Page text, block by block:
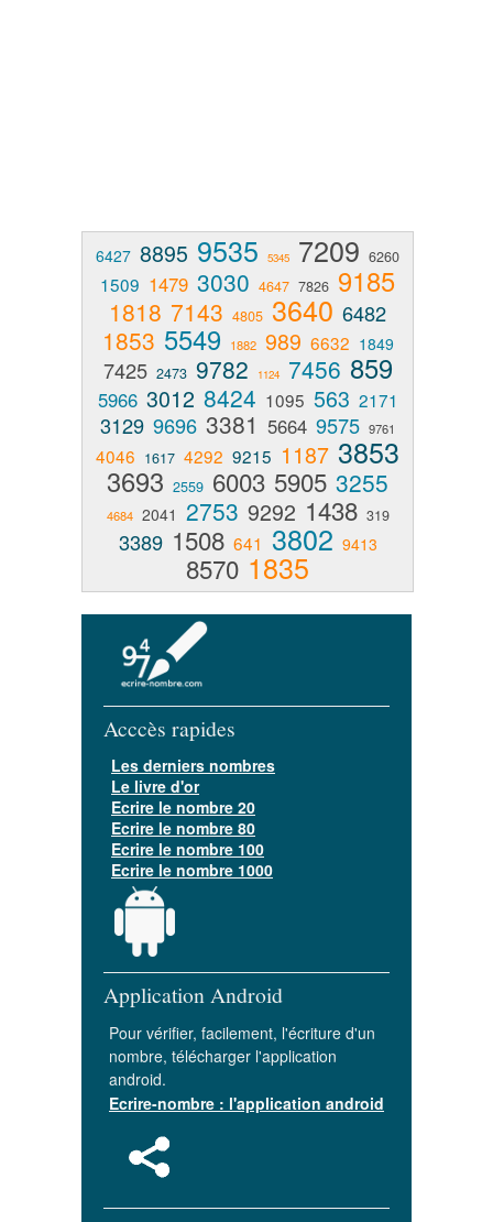
6427 8895 9535 5345 7209 6260
1509 1479 3030 4647 7826 9185
1818 7143 4805 3640 6482
1853 5549 1882 989 6632 1849
7425 2473 9782 1124 7456 859
5966 3012 8424 1095 563 2171
3129 9696 3381 5664 9575 9761
4046 1617 4292 9215 1187 3853
3693 2559 6003 5905 3255
4684 2041 2753 9292 1438 319
3389 1508 641 3802 9413
8570 1835
Acccès rapides
Les derniers nombres
Le livre d'or
Ecrire le nombre 20
Ecrire le nombre 80
Ecrire le nombre 100
Ecrire le nombre 1000
Application Android
Pour vérifier, facilement, l'écriture d'un
nombre, télécharger l'application
android.
Ecrire-nombre : l'application android